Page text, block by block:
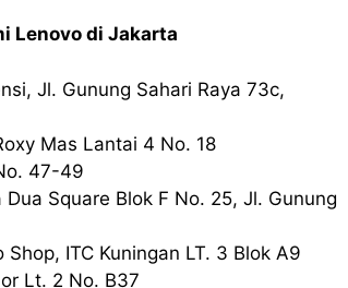
Lenovo di Jakarta
Jl. Gunung Sahari Raya 73c,
Mas Lantai 4 No. 18
47-49
Square Blok F No. 25, Jl. Gunung
ITC Kuningan LT. 3 Blok A9
Lt. 2 No. B37